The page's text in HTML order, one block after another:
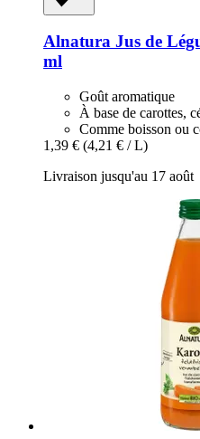
Alnatura Jus de
ml
Goût aromatique
À base de carottes,
Comme boisson ou
1,39 € (4,21 € / L)
Livraison jusqu'au 17 août